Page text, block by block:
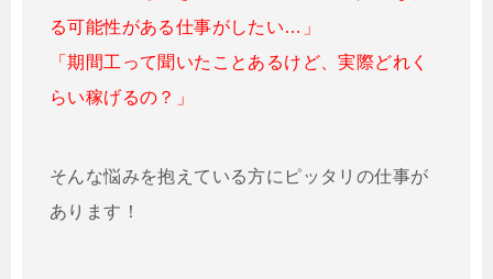
る可能性がある仕事がしたい…」
「期間工って聞いたことあるけど、実際どれく
らい稼げるの？」
そんな悩みを抱えている方にピッタリの仕事が
あります！